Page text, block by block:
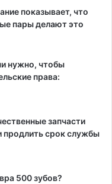
показывает, что
пары делают это
нужно, чтобы
права:
запчасти
продлить срок службы
500 зубов?